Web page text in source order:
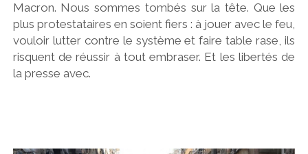
Macron. Nous sommes tombés sur la tête. Que les
plus protestataires en soient fiers : à jouer avec le feu,
vouloir lutter contre le système et faire table rase, ils
risquent de réussir à tout embraser. Et les libertés de
la presse avec.